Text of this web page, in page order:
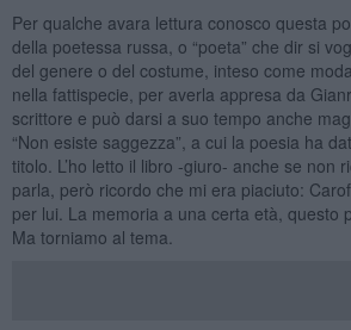
Per qualche avara lettura conosco questa
della poetessa russa, o “poeta” che dir si
del genere o del costume, inteso come
nella fattispecie, per averla appresa da
scrittore e può darsi a suo tempo anche
“Non esiste saggezza”, a cui la poesia ha
titolo. L’ho letto il libro -giuro- anche se non
parla, però ricordo che mi era piaciuto:
per lui. La memoria a una certa età, questo
Ma torniamo al tema.